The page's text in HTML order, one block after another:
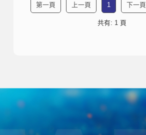
第一頁 上一頁 1 下一頁
共有: 1 頁